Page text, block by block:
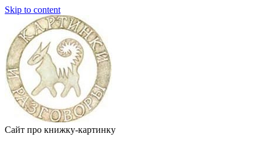
Skip to content
Сайт про книжку-картинку